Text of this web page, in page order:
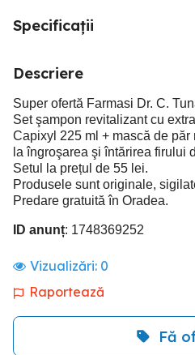
Specificații
Descriere
Super ofertă Farmasi Dr. C.
Set şampon revitalizant cu
Capixyl 225 ml + mască de
la îngroşarea şi întărirea firului
Setul la prețul de 55 lei.
Produsele sunt originale,
Predare gratuită în Oradea.
ID anunț: 1748369252
Vizualizări: 0
Raportează
Fă